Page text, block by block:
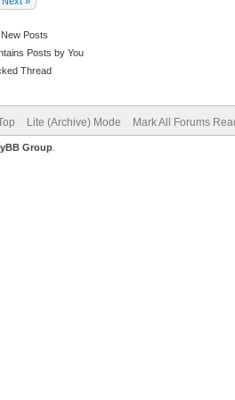
Posts
Posts by You
Thread
Lite (Archive) Mode Mark All Forums
Group